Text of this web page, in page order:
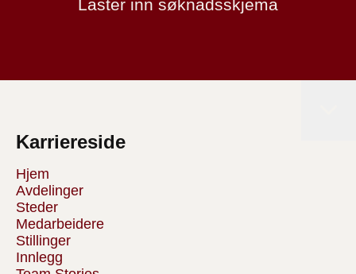
Laster inn søknadsskjema
Karriereside
Hjem
Avdelinger
Steder
Medarbeidere
Stillinger
Innlegg